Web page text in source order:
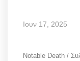
Ιουν 17, 2025
Notable Death /